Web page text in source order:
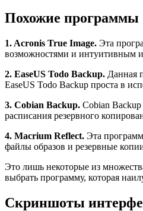
Похожие программы
1. Acronis True Image. Эта
возможностями и интуитивным
2. EaseUS Todo Backup. Данная
EaseUS Todo Backup проста в
3. Cobian Backup. Cobian
расписания резервного
4. Macrium Reflect. Эта
файлы образов и резервные
Это лишь некоторые из
выбрать программу, которая
Скриншоты